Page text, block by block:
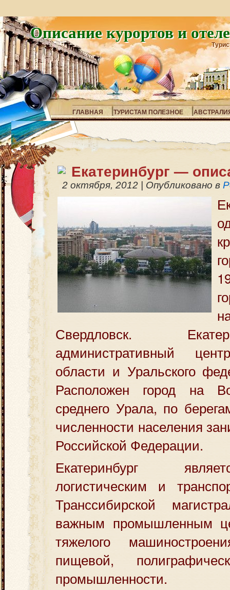
Описание курортов и
ГЛАВНАЯ ТУРИСТАМ ПОЛЕЗНОЕ
Екатеринбург —
2 октября, 2012 Опубликовано в
Свердловск.
административный
области и Уральского
Расположен город на
среднего Урала, по
численности населения
Российской Федерации.
Екатеринбург
логистическим и
Транссибирской
важным промышленным
тяжелого
пищевой,
промышленности.